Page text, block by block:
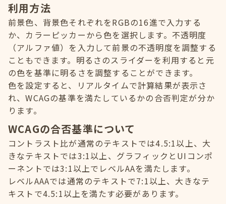
利用方法
前景色、背景色それぞれをRGBの16進で入力する
か、カラーピッカーから色を選択します。不透明度
（アルファ値）を入力して前景の不透明度を調整する
こともできます。明るさのスライダーを利用すると元
の色を基準に明るさを調整することができます。
色を設定すると、リアルタイムで計算結果が表示さ
れ、WCAGの基準を満たしているかの合否判定が分か
ります。
WCAGの合否基準について
コントラスト比が通常のテキストでは4.5:1以上、大
きなテキストでは3:1以上、グラフィックとUIコンポ
ーネントでは3:1以上でレベルAAを満たします。
レベルAAAでは通常のテキストで7:1以上、大きなテ
キストで4.5:1以上を満たす必要があります。